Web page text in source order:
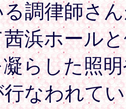
調律師さ
浜ホール
らした照
なわれて